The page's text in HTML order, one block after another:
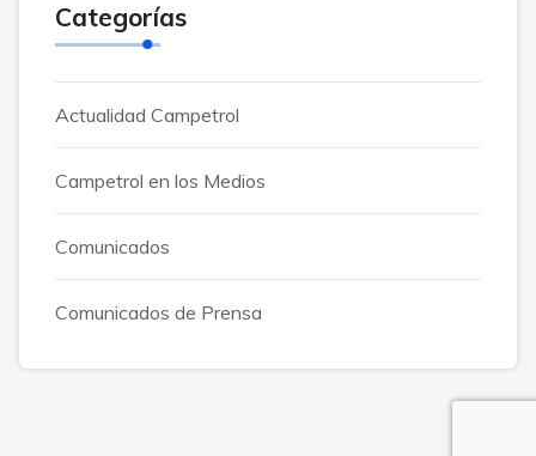
Categorías
Actualidad Campetrol
Campetrol en los Medios
Comunicados
Comunicados de Prensa